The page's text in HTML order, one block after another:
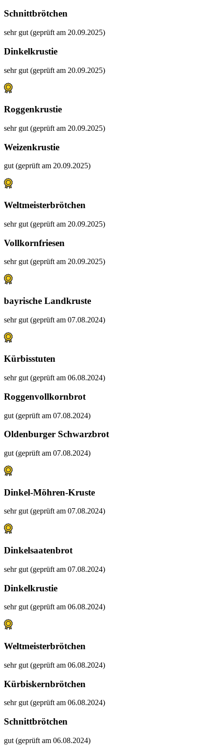
Schnittbrötchen
sehr gut (geprüft am 20.09.2025)
Dinkelkrustie
sehr gut (geprüft am 20.09.2025)
Roggenkrustie
sehr gut (geprüft am 20.09.2025)
Weizenkrustie
gut (geprüft am 20.09.2025)
Weltmeisterbrötchen
sehr gut (geprüft am 20.09.2025)
Vollkornfriesen
sehr gut (geprüft am 20.09.2025)
bayrische Landkruste
sehr gut (geprüft am 07.08.2024)
Kürbisstuten
sehr gut (geprüft am 06.08.2024)
Roggenvollkornbrot
gut (geprüft am 07.08.2024)
Oldenburger Schwarzbrot
gut (geprüft am 07.08.2024)
Dinkel-Möhren-Kruste
sehr gut (geprüft am 07.08.2024)
Dinkelsaatenbrot
sehr gut (geprüft am 07.08.2024)
Dinkelkrustie
sehr gut (geprüft am 06.08.2024)
Weltmeisterbrötchen
sehr gut (geprüft am 06.08.2024)
Kürbiskernbrötchen
sehr gut (geprüft am 06.08.2024)
Schnittbrötchen
gut (geprüft am 06.08.2024)